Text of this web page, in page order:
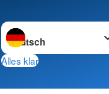
Sprache wechseln zu
Alles klar